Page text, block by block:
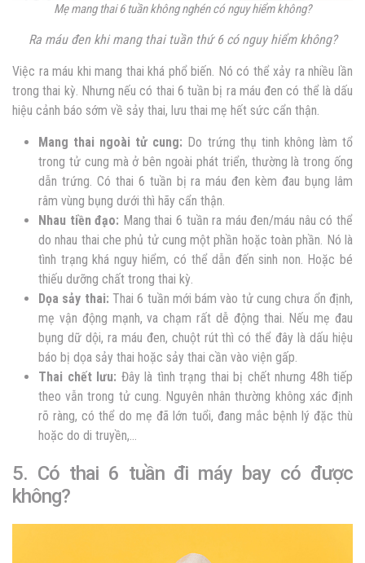
Mẹ mang thai 6 tuần không nghén có nguy hiểm không?
Ra máu đen khi mang thai tuần thứ 6 có nguy hiểm không?
Việc ra máu khi mang thai khá phổ biến. Nó có thể xảy ra nhiều lần
trong thai kỳ. Nhưng nếu có thai 6 tuần bị ra máu đen có thể là dấu
hiệu cảnh báo sớm về sảy thai, lưu thai mẹ hết sức cẩn thận.
Mang thai ngoài tử cung: Do trứng thụ tinh không làm tổ
trong tử cung mà ở bên ngoài phát triển, thường là trong ống
dẫn trứng. Có thai 6 tuần bị ra máu đen kèm đau bụng lâm
râm vùng bụng dưới thì hãy cẩn thận.
Nhau tiền đạo: Mang thai 6 tuần ra máu đen/máu nâu có thể
do nhau thai che phủ tử cung một phần hoặc toàn phần. Nó là
tình trạng khá nguy hiểm, có thể dẫn đến sinh non. Hoặc bé
thiếu dưỡng chất trong thai kỳ.
Dọa sảy thai: Thai 6 tuần mới bám vào tử cung chưa ổn định,
mẹ vận động mạnh, va chạm rất dễ động thai. Nếu mẹ đau
bụng dữ dội, ra máu đen, chuột rút thì có thể đây là dấu hiệu
báo bị dọa sảy thai hoặc sảy thai cần vào viện gấp.
Thai chết lưu: Đây là tình trạng thai bị chết nhưng 48h tiếp
theo vẫn trong tử cung. Nguyên nhân thường không xác định
rõ ràng, có thể do mẹ đã lớn tuổi, đang mắc bệnh lý đặc thù
hoặc do di truyền,…
5. Có thai 6 tuần đi máy bay có được
không?